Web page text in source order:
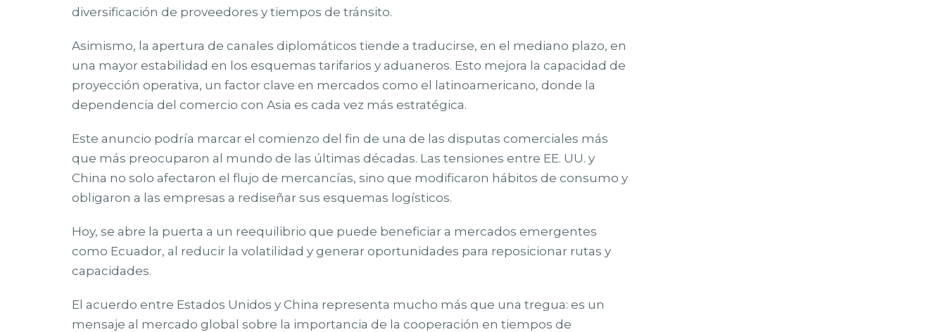
diversificación de proveedores y tiempos de tránsito.
Asimismo, la apertura de canales diplomáticos tiende a traducirse, en el mediano plazo, en
una mayor estabilidad en los esquemas tarifarios y aduaneros. Esto mejora la capacidad de
proyección operativa, un factor clave en mercados como el latinoamericano, donde la
dependencia del comercio con Asia es cada vez más estratégica.
Este anuncio podría marcar el comienzo del fin de una de las disputas comerciales más
que más preocuparon al mundo de las últimas décadas. Las tensiones entre EE. UU. y
China no solo afectaron el flujo de mercancías, sino que modificaron hábitos de consumo y
obligaron a las empresas a rediseñar sus esquemas logísticos.
Hoy, se abre la puerta a un reequilibrio que puede beneficiar a mercados emergentes
como Ecuador, al reducir la volatilidad y generar oportunidades para reposicionar rutas y
capacidades.
El acuerdo entre Estados Unidos y China representa mucho más que una tregua: es un
mensaje al mercado global sobre la importancia de la cooperación en tiempos de